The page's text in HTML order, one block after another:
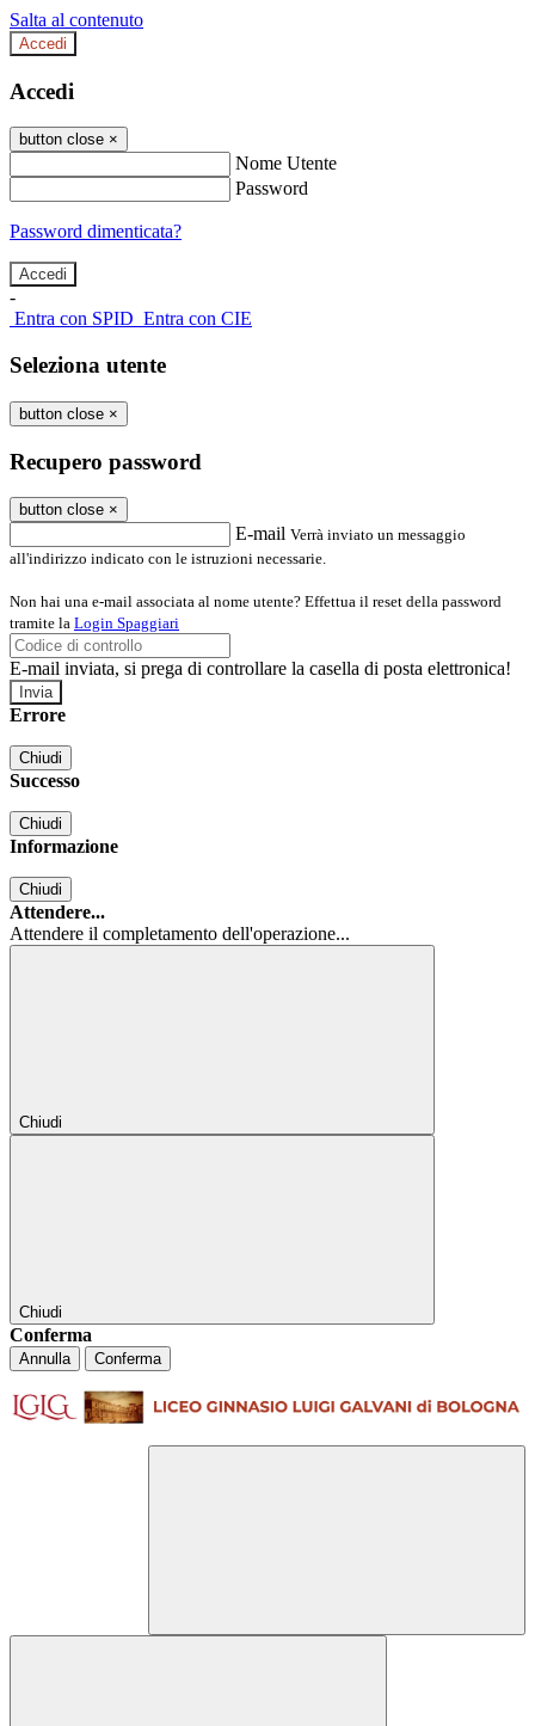
Salta al contenuto
Accedi
Accedi
button close ×
Nome Utente
Password
Password dimenticata?
-
Entra con SPID Entra con CIE
Seleziona utente
button close ×
Recupero password
button close ×
E-mail Verrà inviato un messaggio
all'indirizzo indicato con le istruzioni necessarie.
Non hai una e-mail associata al nome utente? Effettua il reset della password
tramite la Login Spaggiari
E-mail inviata, si prega di controllare la casella di posta elettronica!
Errore
Chiudi
Successo
Chiudi
Informazione
Chiudi
Attendere...
Attendere il completamento dell'operazione...
Chiudi
Chiudi
Conferma
Annulla Conferma